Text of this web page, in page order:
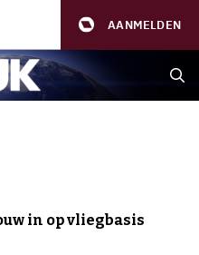
AANMELDEN
in op vliegbasis